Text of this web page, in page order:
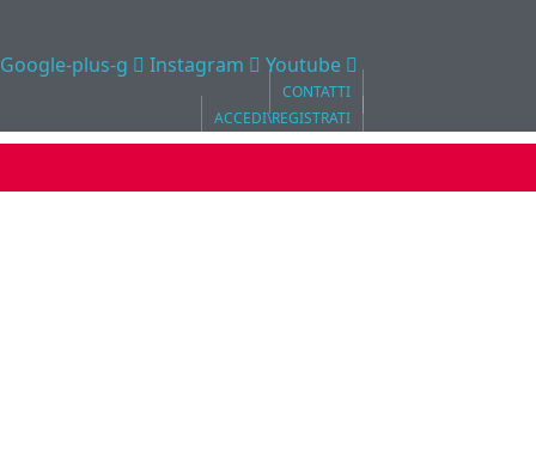
Google-plus-g Instagram Youtube
CONTATTI
ACCEDI\REGISTRATI